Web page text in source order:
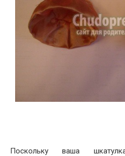
Поскольку ваша